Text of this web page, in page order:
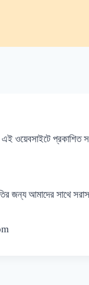
প্রকাশিত
জন্য আমাদের সাথে